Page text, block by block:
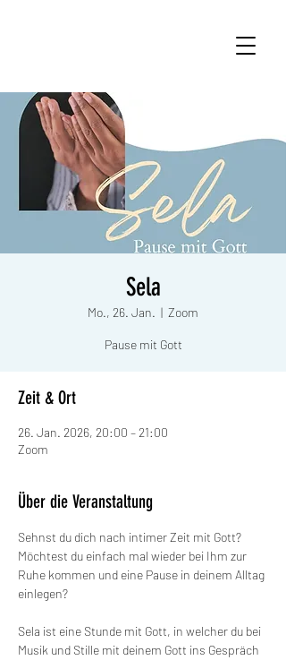
Sela
Mo., 26. Jan.
  |
Zoom
Pause mit Gott
Zeit & Ort
26. Jan. 2026, 20:00 – 21:00
Zoom
Über die Veranstaltung
Sehnst du dich nach intimer Zeit mit Gott?
Möchtest du einfach mal wieder bei Ihm zur
Ruhe kommen und eine Pause in deinem Alltag
einlegen?
Sela ist eine Stunde mit Gott, in welcher du bei
Musik und Stille mit deinem Gott ins Gespräch